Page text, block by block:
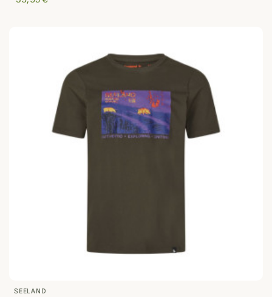
SEELAND